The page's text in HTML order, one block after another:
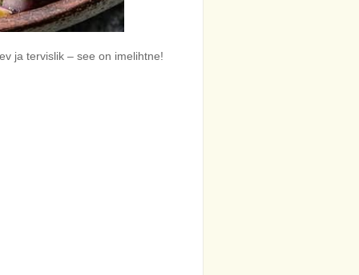
ja tervislik – see on imelihtne!